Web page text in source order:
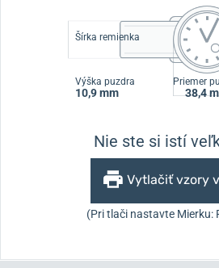
Šírka remienka
Výška puzdra
10,9 mm
Priemer
38,4
Nie ste si istí
Vytlačiť vzory
(Pri tlači nastavte Mierku: